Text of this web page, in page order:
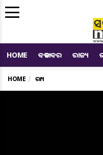
HOME ବଡ ଖବର ରାଜ୍ୟ
HOME ରାଜ୍ୟ